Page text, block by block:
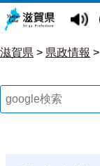
滋賀県 > 県政情報 >